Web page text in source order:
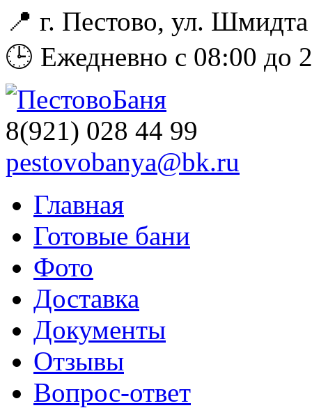
📍 г. Пестово, ул.
🕒 Ежедневно с 08:00 до
8(921) 028 44 99
pestovobanya@bk.ru
Главная
Готовые бани
Фото
Доставка
Документы
Отзывы
Вопрос-ответ